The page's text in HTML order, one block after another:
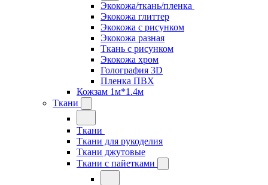
Экокожа/ткань/пленка
Экокожа глиттер
Экокожа с рисунком
Экокожа разная
Ткань с рисунком
Экокожа хром
Голография 3D
Пленка ПВХ
Кожзам 1м*1.4м
Ткани
Ткани
Ткани для рукоделия
Ткани джутовые
Ткани с пайетками